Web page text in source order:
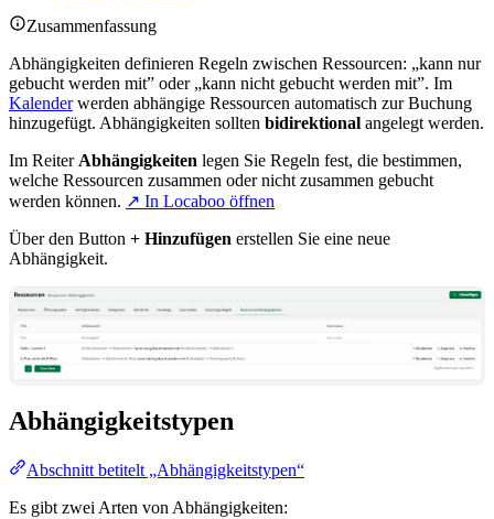
Zusammenfassung
Abhängigkeiten definieren Regeln zwischen Ressourcen: „kann nur
gebucht werden mit” oder „kann nicht gebucht werden mit”. Im
Kalenderwerden abhängige Ressourcen automatisch zur Buchung
hinzugefügt. Abhängigkeiten sollten bidirektional angelegt werden.
Im Reiter Abhängigkeiten legen Sie Regeln fest, die bestimmen,
welche Ressourcen zusammen oder nicht zusammen gebucht
werden können. ↗ In Locaboo öffnen
Über den Button + Hinzufügen erstellen Sie eine neue
Abhängigkeit.
Abhängigkeitstypen
Abschnitt betitelt „Abhängigkeitstypen“
Es gibt zwei Arten von Abhängigkeiten: